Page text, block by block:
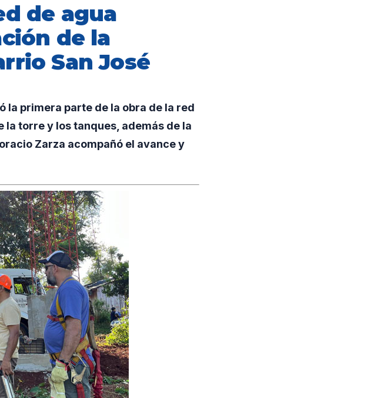
de agua
de la
San José
la primera parte de la obra de la red
la torre y los tanques, además de la
Zarza acompañó el avance y